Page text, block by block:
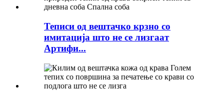
Теписи од вештачко крзно со
имитација што не се лизгаат
Артифи...